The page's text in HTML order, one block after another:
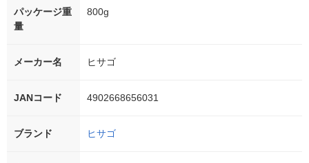
パッケージ重
量
800g
メーカー名 ヒサゴ
JANコード 4902668656031
ブランド ヒサゴ